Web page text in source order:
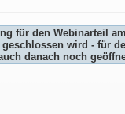
für den Webinarteil
geschlossen wird - für
danach noch